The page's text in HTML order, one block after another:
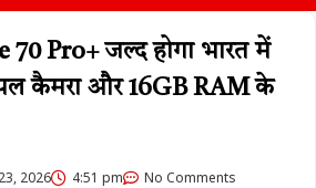
Pro+ जल्द होगा भारत में
कैमरा और 16GB RAM के
2026 4:51 pm No Comments